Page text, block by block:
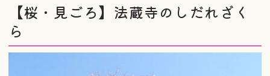
【桜・見ごろ】法蔵寺のしだれざく
ら